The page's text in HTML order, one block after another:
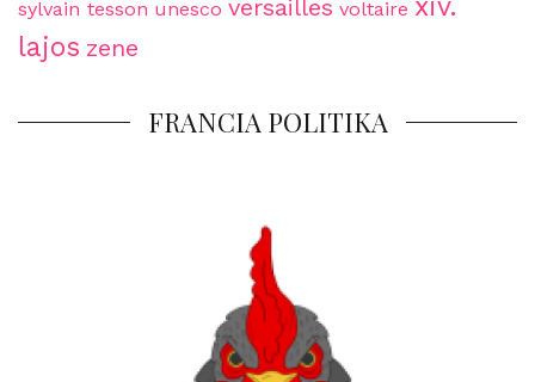
sylvain tesson unesco versailles voltaire
lajos zene
FRANCIA POLITIKA